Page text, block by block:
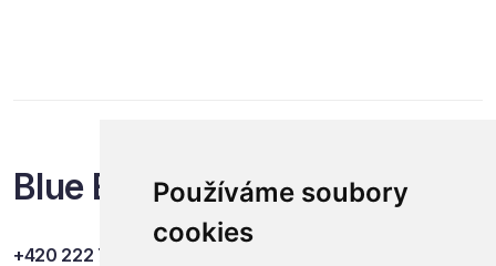
Používáme soubory
cookies
Blue Events
+420 222 749 841